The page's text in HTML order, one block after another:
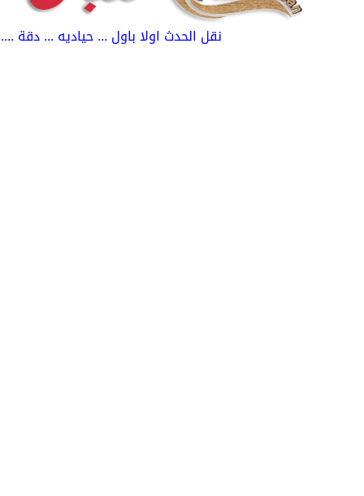
نقل الحدث اولا باول ... حياديه ... دقة